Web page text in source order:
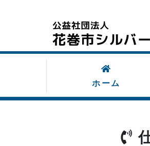
ホーム